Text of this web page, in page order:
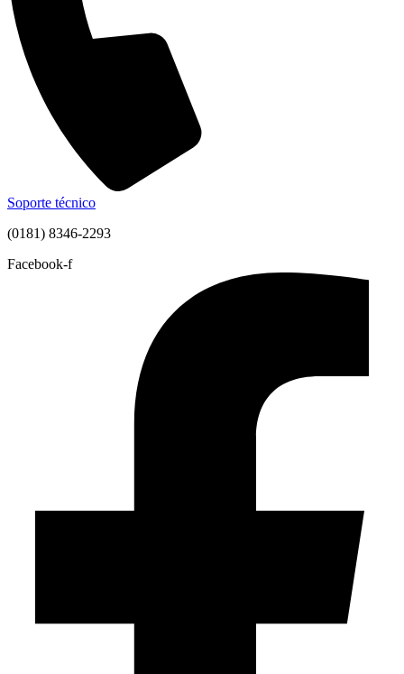
Soporte técnico
(0181) 8346-2293
Facebook-f